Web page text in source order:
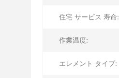
住宅 サービス 寿命:
作業温度:
エレメント タイプ: